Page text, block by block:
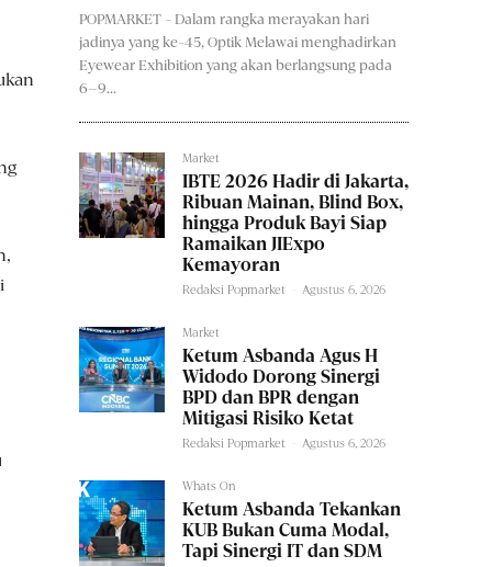
POPMARKET - Dalam rangka merayakan hari
jadinya yang ke-45, Optik Melawai menghadirkan
Eyewear Exhibition yang akan berlangsung pada
6–9...
Market
IBTE 2026 Hadir di Jakarta,
Ribuan Mainan, Blind Box,
hingga Produk Bayi Siap
Ramaikan JIExpo
Kemayoran
Redaksi Popmarket Agustus 6, 2026
Market
Ketum Asbanda Agus H
Widodo Dorong Sinergi
BPD dan BPR dengan
Mitigasi Risiko Ketat
Redaksi Popmarket Agustus 6, 2026
Whats On
Ketum Asbanda Tekankan
KUB Bukan Cuma Modal,
Tapi Sinergi IT dan SDM